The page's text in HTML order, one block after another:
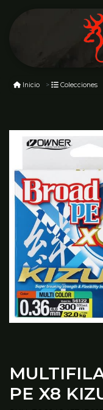
Inicio Colecciones
PE X8